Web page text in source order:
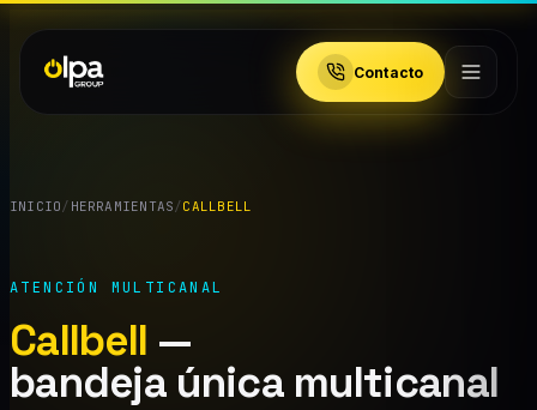
Contacto
INICIO/ HERRAMIENTAS/CALLBELL
ATENCIÓN MULTICANAL
Callbell —
bandeja única multicanal